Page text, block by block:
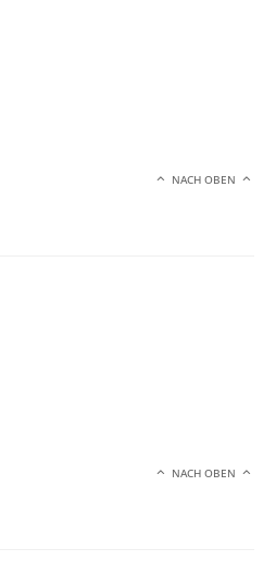
NACH OBEN
NACH OBEN